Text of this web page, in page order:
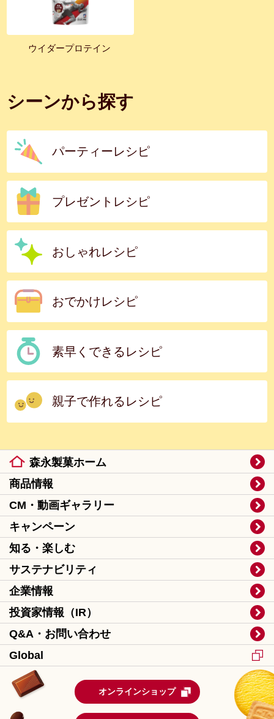
ウイダープロテイン
シーンから探す
パーティーレシピ
プレゼントレシピ
おしゃれレシピ
おでかけレシピ
素早くできるレシピ
親子で作れるレシピ
森永製菓ホーム
商品情報
CM・動画ギャラリー
キャンペーン
知る・楽しむ
サステナビリティ
企業情報
投資家情報（IR）
Q&A・お問い合わせ
Global
オンラインショップ